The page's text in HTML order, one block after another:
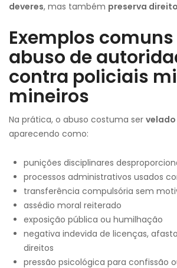
deveres, mas também preserva
Exemplos
abuso de
contra policiais
mineiros
Na prática, o abuso costuma ser
aparecendo como:
punições disciplinares
processos administrativos usados
transferência compulsória sem
assédio moral reiterado
exposição pública ou humilhação
negativa indevida de licenças,
direitos
pressão psicológica para confissão